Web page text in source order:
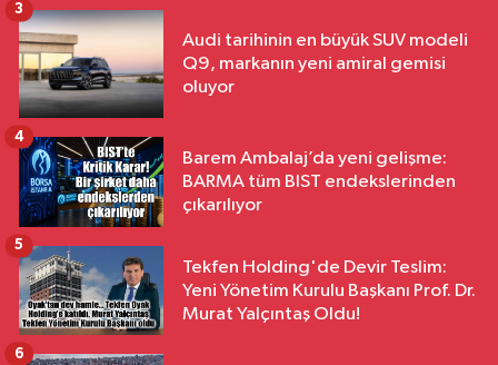
Audi tarihinin en büyük SUV modeli
Q9, markanın yeni amiral gemisi
oluyor
3
Barem Ambalaj’da yeni gelişme:
BARMA tüm BIST endekslerinden
çıkarılıyor
4
Tekfen Holding'de Devir Teslim:
Yeni Yönetim Kurulu Başkanı Prof. Dr.
Murat Yalçıntaş Oldu!
5
6